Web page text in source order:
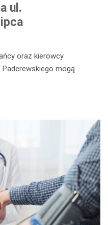
ul.
oraz kierowcy
mogą…